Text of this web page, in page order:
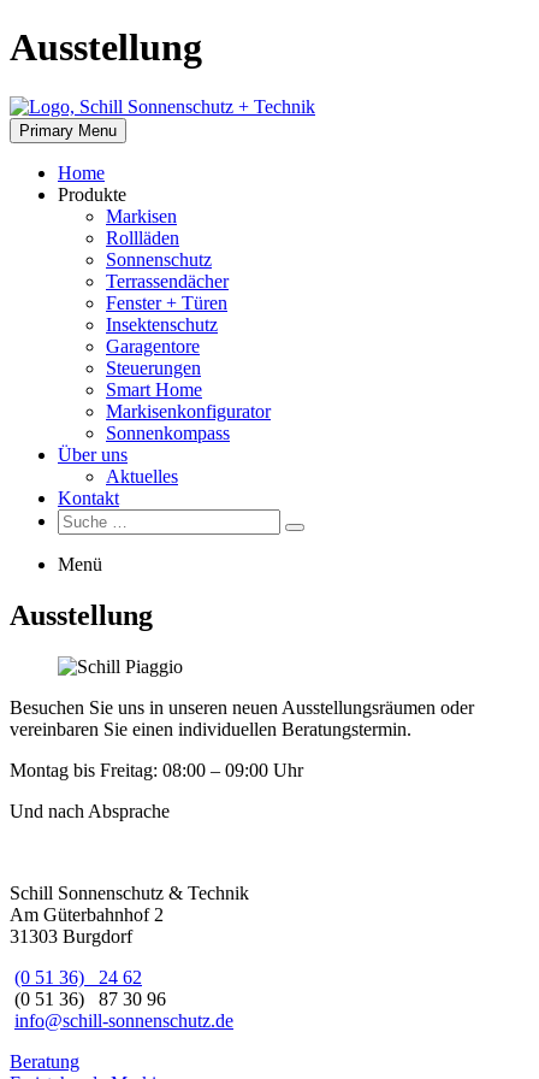
Skip
to
Ausstellung
Primary Menu
Home
Produkte
Markisen
Rollläden
Sonnenschutz
Terrassendächer
Fenster + Türen
Insektenschutz
Garagentore
Steuerungen
Smart Home
Markisenkonfigurator
Sonnenkompass
Über uns
Aktuelles
Kontakt
Suche:
Suche
Menü
Ausstellung
Besuchen Sie uns in unseren neuen Ausstellungsräumen oder
vereinbaren Sie einen individuellen Beratungstermin.
Montag bis Freitag: 08:00 – 09:00 Uhr
Und nach Absprache
Schill Sonnenschutz & Technik
Am Güterbahnhof 2
31303 Burgdorf
(0 51 36) 24 62
(0 51 36) 87 30 96
info@schill-sonnenschutz.de
Beitragsnavigation
Beratung